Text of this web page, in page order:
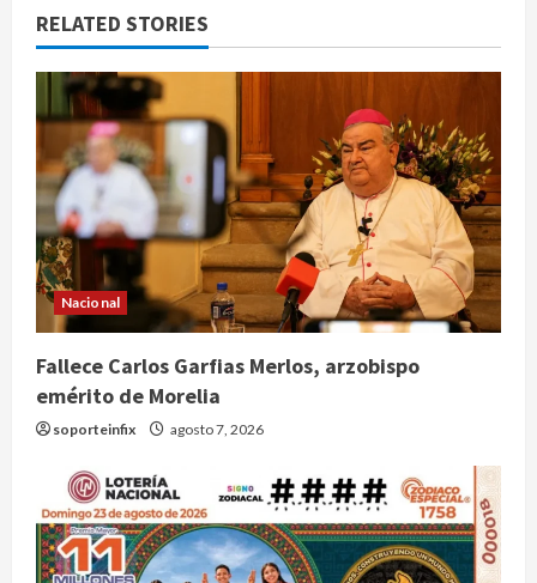
RELATED STORIES
Nacional
Fallece Carlos Garfias Merlos, arzobispo
emérito de Morelia
soporteinfix agosto 7, 2026